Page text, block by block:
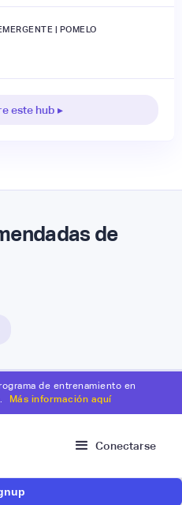
| POMELO
este hub ▸
de
de entrenamiento en
Más información aquí
Conectarse